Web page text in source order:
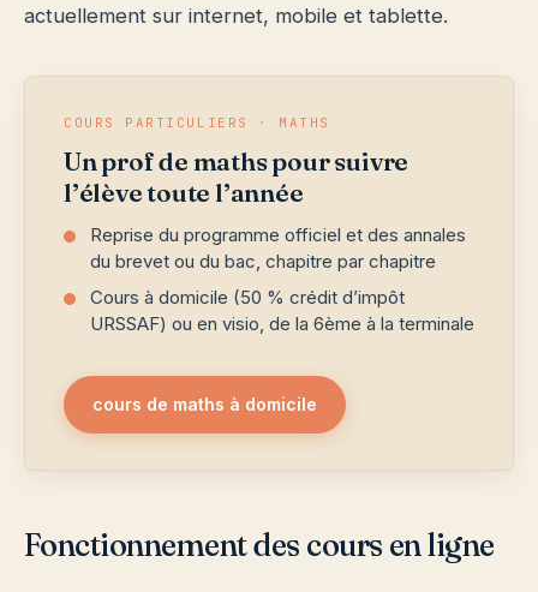
actuellement sur internet, mobile et tablette.
COURS PARTICULIERS · MATHS
Un prof de maths pour suivre
l’élève toute l’année
Reprise du programme officiel et des annales
du brevet ou du bac, chapitre par chapitre
Cours à domicile (50 % crédit d’impôt
URSSAF) ou en visio, de la 6ème à la terminale
cours de maths à domicile
Fonctionnement des cours en ligne